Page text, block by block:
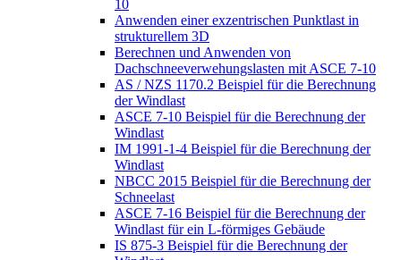
10
Anwenden einer exzentrischen Punktlast in
strukturellem 3D
Berechnen und Anwenden von
Dachschneeverwehungslasten mit ASCE 7-10
AS / NZS 1170.2 Beispiel für die Berechnung
der Windlast
ASCE 7-10 Beispiel für die Berechnung der
Windlast
IM 1991-1-4 Beispiel für die Berechnung der
Windlast
NBCC 2015 Beispiel für die Berechnung der
Schneelast
ASCE 7-16 Beispiel für die Berechnung der
Windlast für ein L-förmiges Gebäude
IS 875-3 Beispiel für die Berechnung der